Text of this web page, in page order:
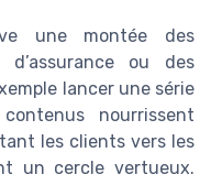
une montée des
ou des
lancer une série
nourrissent
les clients vers les
un cercle vertueux.